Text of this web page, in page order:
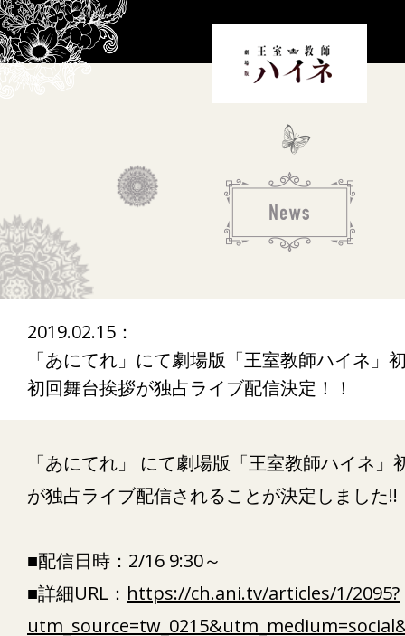
2019.02.15：
「あにてれ」にて劇場版「王室教師ハイネ」
初回舞台挨拶が独占ライブ配信決定！！
「あにてれ」 にて劇場版「王室教師ハイネ」
が独占ライブ配信されることが決定しました!!
■配信日時：2/16 9:30～
■詳細URL： https://ch.ani.tv/articles/1/2095?